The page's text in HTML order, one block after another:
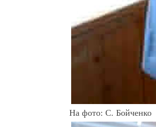
На фото: С. Бойченко